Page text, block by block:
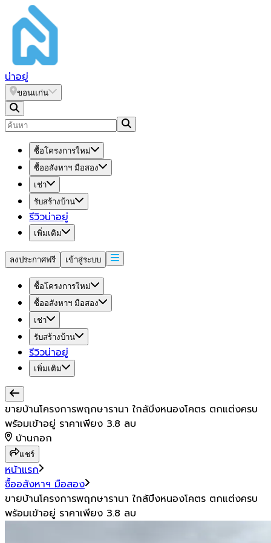
น่าอยู่
ขอนแก่น
ซื้อโครงการใหม่
ซื้ออสังหาฯ มือสอง
เช่า
รับสร้างบ้าน
รีวิวน่าอยู่
เพิ่มเติม
ลงประกาศฟรี เข้าสู่ระบบ
ซื้อโครงการใหม่
ซื้ออสังหาฯ มือสอง
เช่า
รับสร้างบ้าน
รีวิวน่าอยู่
เพิ่มเติม
ขายบ้านโครงการพฤกษารานา ใกล้บึงหนองโคตร ตกแต่งครบ
พร้อมเข้าอยู่ ราคาเพียง 3.8 ลบ
บ้านกอก
แชร์
หน้าแรก
ซื้ออสังหาฯ มือสอง
ขายบ้านโครงการพฤกษารานา ใกล้บึงหนองโคตร ตกแต่งครบ
พร้อมเข้าอยู่ ราคาเพียง 3.8 ลบ